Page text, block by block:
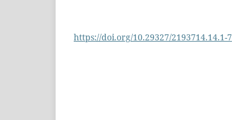
https://doi.org/10.29327/2193714.14.1-7